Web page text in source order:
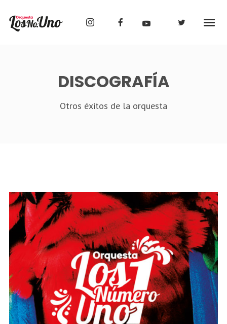
DISCOGRAFÍA
Otros éxitos de la orquesta